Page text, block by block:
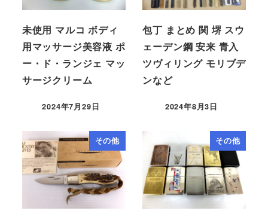
未使用 マルコ ボディ
用マッサージ美容液 ポ
ー・ド・ランジェ マッ
サージクリーム
2024年7月29日
包丁 まとめ 関 堺 スウ
ェーデン鋼 安来 青入
ツヴィリング モリブデ
ンなど
2024年8月3日
その他 その他